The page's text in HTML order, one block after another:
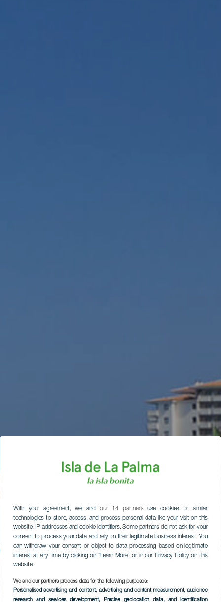
With your agreement, we andour 14 partnersuse cookies or similar
technologies to store, access, and process personal data like your visit on this
website, IP addresses and cookie identifiers. Some partners do not ask for your
consent to process your data and rely on their legitimate business interest. You
can withdraw your consent or object to data processing based on legitimate
interest at any time by clicking on “Learn More” or in our Privacy Policy on this
website.
We and our partners process data for the following purposes:
Personalised advertising and content, advertising and content measurement, audience
research and services development, Precise geolocation data, and identification